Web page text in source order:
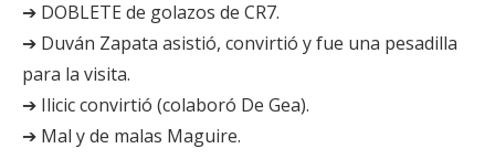
➔ DOBLETE de golazos de CR7.
➔ Duván Zapata asistió, convirtió y fue una pesadilla
para la visita.
➔ Ilicic convirtió (colaboró De Gea).
➔ Mal y de malas Maguire.